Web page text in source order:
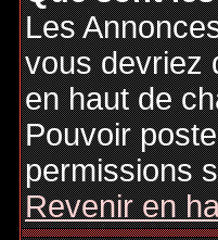
Les
vous devriez
en haut de
Pouvoir
permissions
Revenir en